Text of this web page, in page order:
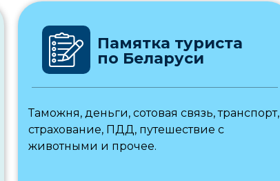
Памятка туриста
по Беларуси
Таможня, деньги, сотовая связь, транспорт,
страхование, ПДД, путешествие с
животными и прочее.